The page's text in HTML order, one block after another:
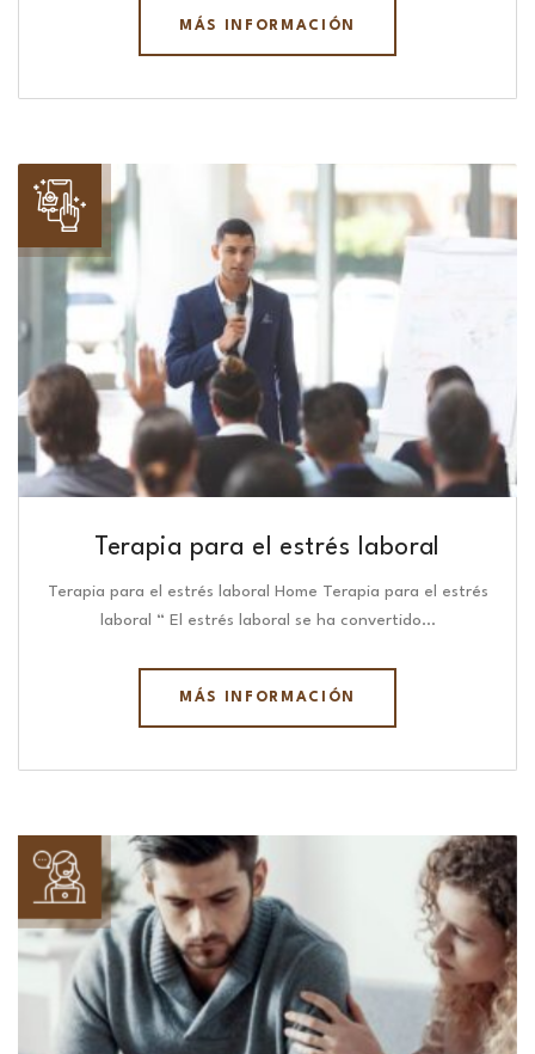
MÁS INFORMACIÓN
Terapia para el estrés laboral
Terapia para el estrés laboral Home Terapia para el estrés
laboral “ El estrés laboral se ha convertido…
MÁS INFORMACIÓN